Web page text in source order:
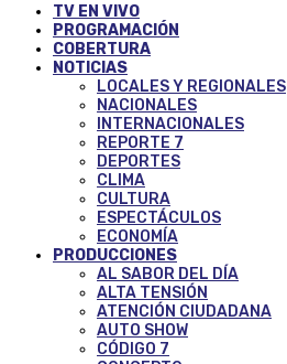
TV EN VIVO
PROGRAMACIÓN
COBERTURA
NOTICIAS
LOCALES Y REGIONALES
NACIONALES
INTERNACIONALES
REPORTE 7
DEPORTES
CLIMA
CULTURA
ESPECTÁCULOS
ECONOMÍA
PRODUCCIONES
AL SABOR DEL DÍA
ALTA TENSIÓN
ATENCIÓN CIUDADANA
AUTO SHOW
CÓDIGO 7